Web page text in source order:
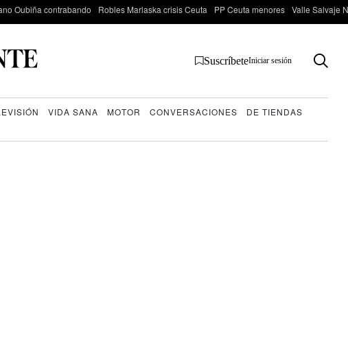
Oubiña contrabando Robles Marlaska crisis Ceuta PP Ceuta menores Valle Salvaje
SuscríbeteIniciar sesión
VIDA SANA MOTOR CONVERSACIONES
DE TIENDAS